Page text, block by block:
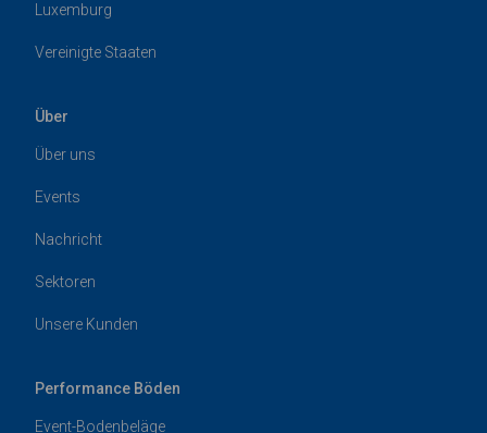
Luxemburg
Vereinigte Staaten
Über
Über uns
Events
Nachricht
Sektoren
Unsere Kunden
Performance Böden
Event-Bodenbeläge